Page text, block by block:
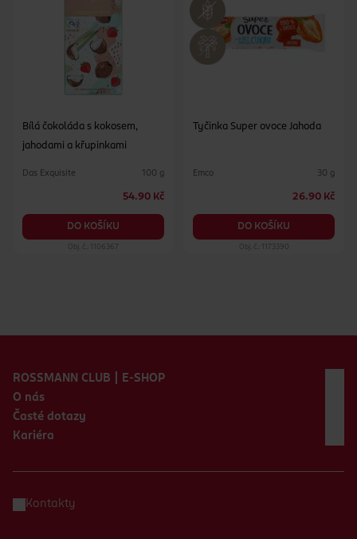
Bílá čokoláda s kokosem,
jahodami a křupinkami
Das Exquisite 100 g
54.90 Kč
DO KOŠÍKU
Tyčinka Super ovoce Jahoda
Emco 30 g
26.90 Kč
DO KOŠÍKU
Obj. č.: 1173390
ROSSMANN CLUB | E-SHOP
O nás
Časté dotazy
Kariéra
Kontakty